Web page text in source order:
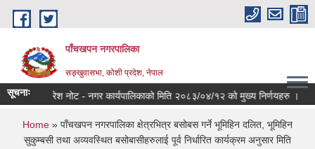
Skip to main content
पाँचखपन नगरपालिका
सङ्खु‍वासभा, कोशी प्रदेश, नेपाल
सूचनाः
प्रेश नोट - नगर कार्यपालिकाको मिति २०८३/०४/१२ को मुख्य निर्णयहरु ।
You are here
Home » पाँचखपन नगरपालिका क्षेत्रभित्र बसोबस गर्ने भूमिहिन दलित, भूमिहिन
सुकुम्बसी तथा अव्यवस्थित बसोबासीहरुलाई पूर्व निर्धारित कार्यक्रम अनुसार मिति